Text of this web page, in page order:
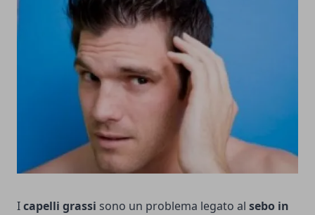
Icapelli grassi sono un problema legato al sebo in